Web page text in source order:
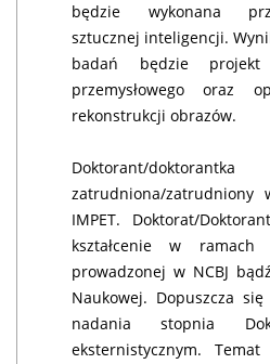
będzie wykonana
sztucznej inteligencji.
badań będzie projekt
przemysłowego oraz
rekonstrukcji obrazów.
Doktorant/
zatrudniona/zatrudniony
IMPET. Doktorat/
kształcenie w ramach
prowadzonej w NCBJ
Naukowej. Dopuszcza
nadania stopnia
eksternistycznym.